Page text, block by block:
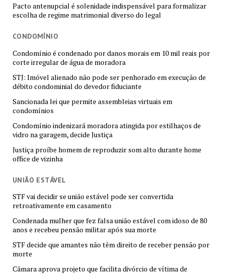
Pacto antenupcial é solenidade indispensável para formalizar
escolha de regime matrimonial diverso do legal
CONDOMÍNIO
Condomínio é condenado por danos morais em 10 mil reais por
corte irregular de água de moradora
STJ: Imóvel alienado não pode ser penhorado em execução de
débito condominial do devedor fiduciante
Sancionada lei que permite assembleias virtuais em
condomínios
Condomínio indenizará moradora atingida por estilhaços de
vidro na garagem, decide Justiça
Justiça proíbe homem de reproduzir som alto durante home
office de vizinha
UNIÃO ESTÁVEL
STF vai decidir se união estável pode ser convertida
retroativamente em casamento
Condenada mulher que fez falsa união estável com idoso de 80
anos e recebeu pensão militar após sua morte
STF decide que amantes não têm direito de receber pensão por
morte
Câmara aprova projeto que facilita divórcio de vítima de